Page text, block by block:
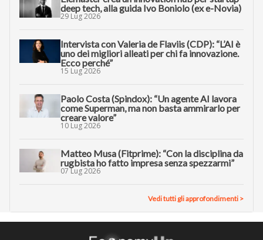
deep tech, alla guida Ivo Boniolo (ex e-Novia)
29 Lug 2026
Intervista con Valeria de Flaviis (CDP): “L’AI è
uno dei migliori alleati per chi fa innovazione.
Ecco perché”
15 Lug 2026
Paolo Costa (Spindox): “Un agente AI lavora
come Superman, ma non basta ammirarlo per
creare valore”
10 Lug 2026
Matteo Musa (Fitprime): “Con la disciplina da
rugbista ho fatto impresa senza spezzarmi”
07 Lug 2026
Vedi tutti gli approfondimenti >